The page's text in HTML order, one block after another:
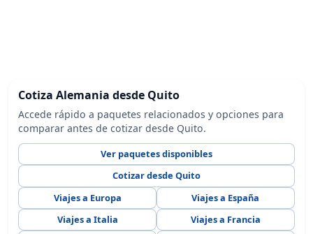
Cotiza Alemania desde Quito
Accede rápido a paquetes relacionados y opciones para
comparar antes de cotizar desde Quito.
Ver paquetes disponibles
Cotizar desde Quito
Viajes a Europa
Viajes a España
Viajes a Italia
Viajes a Francia